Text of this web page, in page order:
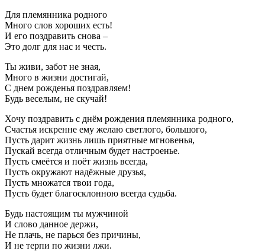
Для племянника родного
Много слов хороших есть!
И его поздравить снова –
Это долг для нас и честь.
Ты живи, забот не зная,
Много в жизни достигай,
С днем рожденья поздравляем!
Будь веселым, не скучай!
Хочу поздравить с днём рождения племянника родного,
Счастья искренне ему желаю светлого, большого,
Пусть дарит жизнь лишь приятные мгновенья,
Пускай всегда отличным будет настроенье.
Пусть смеётся и поёт жизнь всегда,
Пусть окружают надёжные друзья,
Пусть множатся твои года,
Пусть будет благосклонною всегда судьба.
Будь настоящим ты мужчиной
И слово данное держи,
Не плачь, не парься без причины,
И не терпи по жизни лжи.